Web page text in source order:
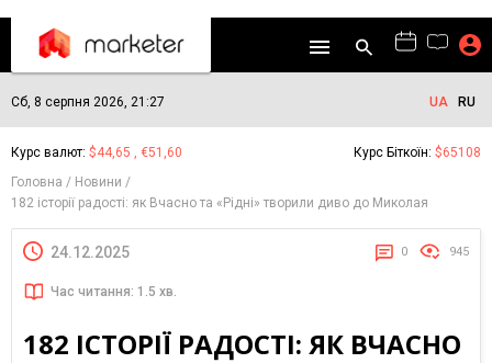
Сб, 8 серпня 2026, 21:27 UA RU
Курс валют: $44,65 , €51,60 Курс Біткоїн: $65108
Головна
Новини
182 історії радості: як Вчасно та «Рідні» творили диво до Миколая
24.12.2025 0 945
Час читання: 1.5 хв.
182 ІСТОРІЇ РАДОСТІ: ЯК ВЧАСНО